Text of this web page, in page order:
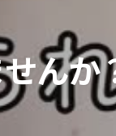
んか